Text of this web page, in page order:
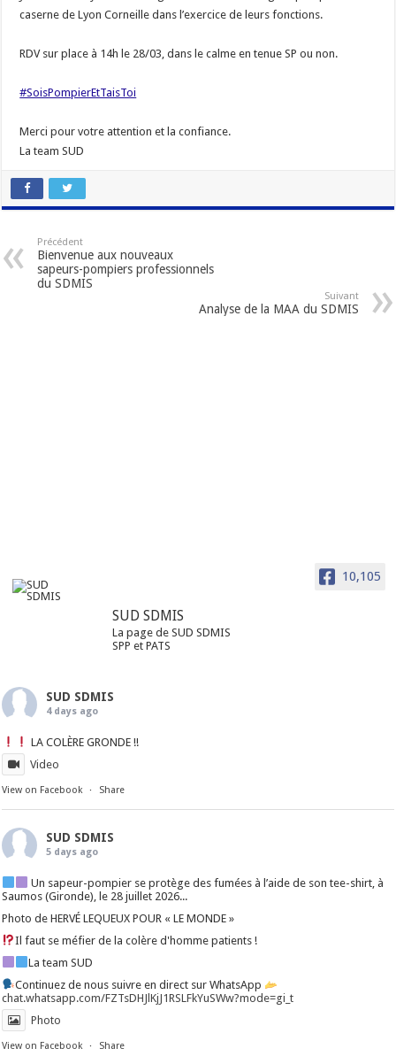
caserne de Lyon Corneille dans l’exercice de leurs fonctions.
RDV sur place à 14h le 28/03, dans le calme en tenue SP ou non.
#SoisPompierEtTaisToi
Merci pour votre attention et la confiance.
La team SUD
Précédent
Bienvenue aux nouveaux
sapeurs-pompiers professionnels
du SDMIS
Suivant
Analyse de la MAA du SDMIS
10,105
SUD SDMIS
La page de SUD SDMIS
SPP et PATS
SUD SDMIS
4 days ago
LA COLÈRE GRONDE !!
Video
View on Facebook · Share
SUD SDMIS
5 days ago
Un sapeur-pompier se protège des fumées à l’aide de son tee-shirt, à
Saumos (Gironde), le 28 juillet 2026...
Photo de HERVÉ LEQUEUX POUR « LE MONDE »
Il faut se méfier de la colère d'homme patients !
La team SUD
Continuez de nous suivre en direct sur WhatsApp
chat.whatsapp.com/FZTsDHJlKjJ1RSLFkYuSWw?mode=gi_t
Photo
View on Facebook · Share